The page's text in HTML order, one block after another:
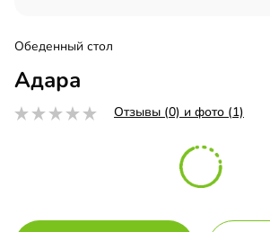
Обеденный стол
Адара
Отзывы (0) и фото (1)